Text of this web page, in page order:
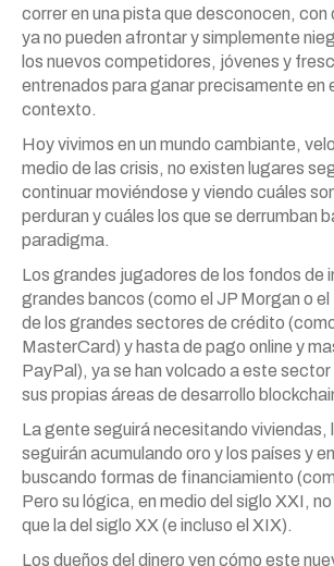
correr en una pista que desconocen,
ya no pueden afrontar y simplemente
los nuevos competidores, jóvenes y
entrenados para ganar precisamente en
contexto.
Hoy vivimos en un mundo cambiante,
medio de las crisis, no existen lugares
continuar moviéndose y viendo cuáles
perduran y cuáles los que se derrumban
paradigma.
Los grandes jugadores de los fondos de
grandes bancos (como el JP Morgan o
de los grandes sectores de crédito
MasterCard) y hasta de pago online y
PayPal), ya se han volcado a este
sus propias áreas de desarrollo
La gente seguirá necesitando viviendas,
seguirán acumulando oro y los países y
buscando formas de financiamiento
Pero su lógica, en medio del siglo XXI,
que la del siglo XX (e incluso el XIX).
Los dueños del dinero ven cómo este